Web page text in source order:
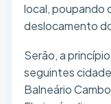
local, poupando
deslocamento
Serão, a
seguintes
Balneário